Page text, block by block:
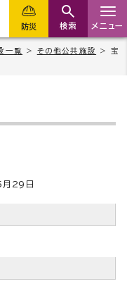
防災 検索 メニュー
一覧 > その他公共施設
> 宝
29 日